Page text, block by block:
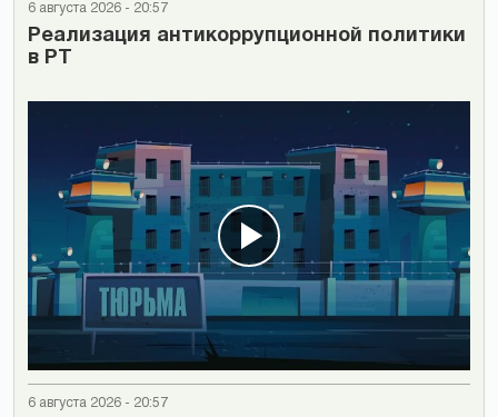
6 августа 2026 - 20:57
Реализация антикоррупционной политики
в РТ
6 августа 2026 - 20:57